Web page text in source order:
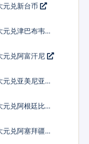
元兑新台币
元兑津巴布韦币
元兑阿富汗尼
元兑亚美尼亚德
元兑阿根廷比索
元兑阿塞拜疆马